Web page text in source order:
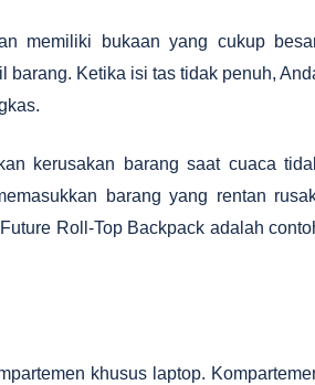
memiliki bukaan yang cukup
barang. Ketika isi tas tidak penuh,
kerusakan barang saat cuaca
barang yang rentan
Roll-Top Backpack adalah
khusus laptop.